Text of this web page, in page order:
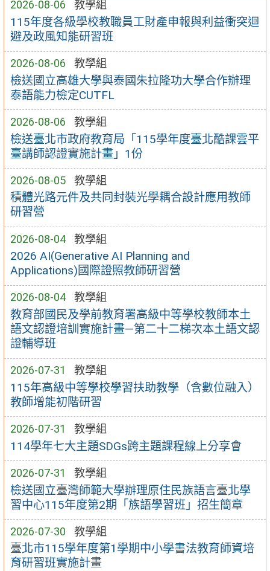
2026-08-06 教學組
115年度各級學校教職員工財產申報與利益衝突迴
避及政風知能研習班
2026-08-06 教學組
檢送國立高雄大學與泰國朱拉隆功大學合作辦理
泰語能力檢定CUTFL
2026-08-06 教學組
檢送臺北市政府教育局「115學年度臺北酷課雲平
臺講師認證實施計畫」1份
2026-08-05 教學組
積體光路元件及共同封裝光學耦合設計應用教師
研習營
2026-08-04 教學組
2026 AI(Generative AI Planning and
Applications)國際證照教師研習營
2026-08-04 教學組
教育部國民及學前教育署高級中等學校教師本土
語文認證培訓實施計畫—第二十二梯次本土語文認
證輔導班
2026-07-31 教學組
115年高級中等學校學習扶助教學（含數位融入）
教師增能初階研習
2026-07-31 教學組
114學年七大主題SDGs跨主題課程線上分享會
2026-07-31 教學組
檢送國立臺灣師範大學辦理原住民族語言臺北學
習中心115年度第2期「族語學習班」招生簡章
2026-07-30 教學組
臺北市115學年度第1學期中小學書法教育師資培
育研習班實施計畫